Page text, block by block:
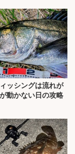
ッシングは流れが
動かない日の攻略